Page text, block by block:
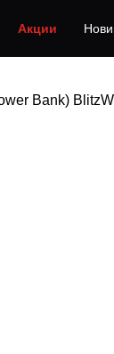
Акции
Bank)